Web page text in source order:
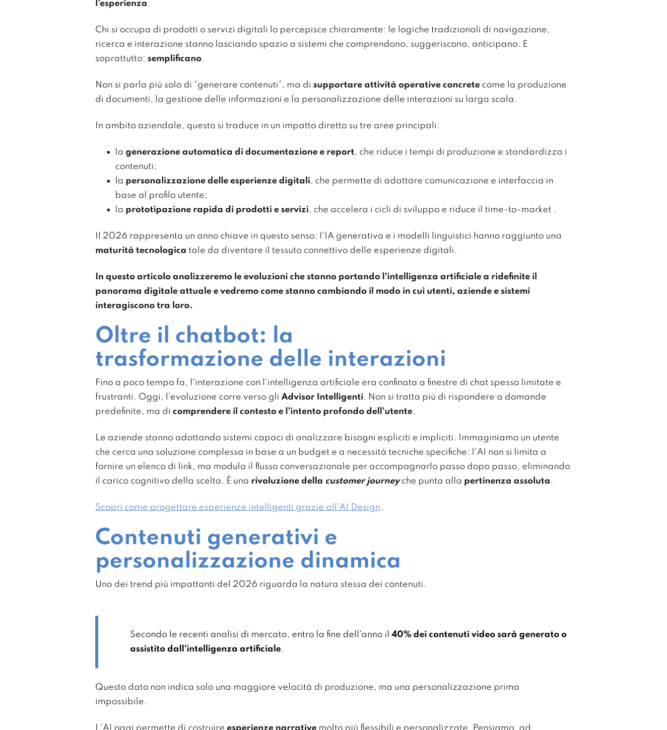
l’esperienza.
Chi si occupa di prodotti o servizi digitali lo percepisce chiaramente: le logiche tradizionali di navigazione,
ricerca e interazione stanno lasciando spazio a sistemi che comprendono, suggeriscono, anticipano. E
soprattutto: semplificano.
Non si parla più solo di “generare contenuti”, ma di supportare attività operative concrete come la produzione
di documenti, la gestione delle informazioni e la personalizzazione delle interazioni su larga scala.
In ambito aziendale, questo si traduce in un impatto diretto su tre aree principali:
la generazione automatica di documentazione e report, che riduce i tempi di produzione e standardizza i
contenuti;
la personalizzazione delle esperienze digitali, che permette di adattare comunicazione e interfaccia in
base al profilo utente;
la prototipazione rapida di prodotti e servizi, che accelera i cicli di sviluppo e riduce il time-to-market .
Il 2026 rappresenta un anno chiave in questo senso: l'IA generativa e i modelli linguistici hanno raggiunto una
maturità tecnologica tale da diventare il tessuto connettivo delle esperienze digitali.
In questo articolo analizzeremo le evoluzioni che stanno portando l'intelligenza artificiale a ridefinite il
panorama digitale attuale e vedremo come stanno cambiando il modo in cui utenti, aziende e sistemi
interagiscono tra loro.
Oltre il chatbot: la
trasformazione delle interazioni
Fino a poco tempo fa, l'interazione con l'intelligenza artificiale era confinata a finestre di chat spesso limitate e
frustranti. Oggi, l’evoluzione corre verso gli Advisor Intelligenti. Non si tratta più di rispondere a domande
predefinite, ma di comprendere il contesto e l'intento profondo dell'utente.
Le aziende stanno adottando sistemi capaci di analizzare bisogni espliciti e impliciti. Immaginiamo un utente
che cerca una soluzione complessa in base a un budget e a necessità tecniche specifiche: l'AI non si limita a
fornire un elenco di link, ma modula il flusso conversazionale per accompagnarlo passo dopo passo, eliminando
il carico cognitivo della scelta. È una rivoluzione della customer journeyche punta alla pertinenza assoluta.
Scopri come progettare esperienze intelligenti grazie all'AI Design.
Contenuti generativi e
personalizzazione dinamica
Uno dei trend più impattanti del 2026 riguarda la natura stessa dei contenuti.
Secondo le recenti analisi di mercato, entro la fine dell'anno il 40% dei contenuti video sarà generato o
assistito dall'intelligenza artificiale.
Questo dato non indica solo una maggiore velocità di produzione, ma una personalizzazione prima
impossibile.
L’AI oggi permette di costruire esperienze narrative molto più flessibili e personalizzate. Pensiamo, ad